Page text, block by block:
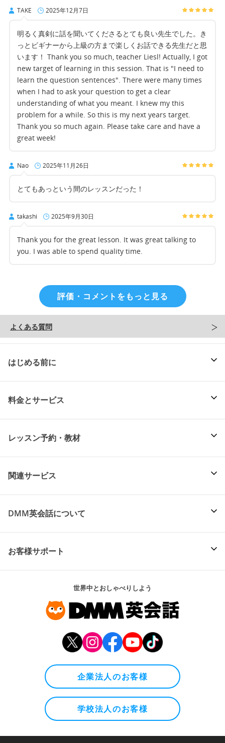
TAKE 2025年12月7日
明るく真剣に話を聞いてくださるとても良い先生でした。き
っとビギナーから上級の方まで楽しくお話できる先生だと思
います！ Thank you so much, teacher Liesl! Actually, I got
new target of learning in this session. That is "I need to
learn the question sentences". There were many times
when I had to ask your question to get a clear
understanding of what you meant. I knew my this
problem for a while. So this is my next years target.
Thank you so much again. Please take care and have a
great week!
Nao 2025年11月26日
とてもあっという間のレッスンだった！
takashi 2025年9月30日
Thank you for the great lesson. It was great talking to
you. I was able to spend quality time.
評価・コメントをもっと見る
よくある質問
はじめる前に
料金とサービス
レッスン予約・教材
関連サービス
DMM英会話について
お客様サポート
世界中とおしゃべりしよう
企業法人のお客様
学校法人のお客様